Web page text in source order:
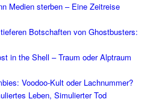
Medien sterben – Eine Zeitreise
Botschaften von Ghostbusters:
in the Shell – Traum oder Alptraum
Voodoo-Kult oder Lachnummer?
Leben, Simulierter Tod